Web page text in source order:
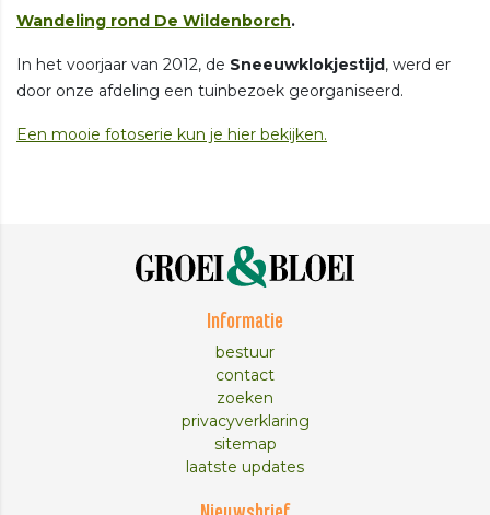
Wandeling rond De Wildenborch.
In het voorjaar van 2012, de Sneeuwklokjestijd, werd er
door onze afdeling een tuinbezoek georganiseerd.
Een mooie fotoserie kun je hier bekijken.
Informatie
bestuur
contact
zoeken
privacyverklaring
sitemap
laatste updates